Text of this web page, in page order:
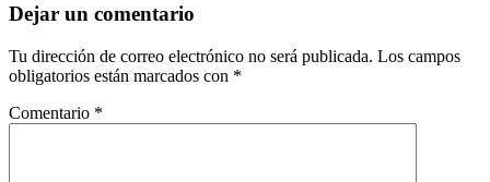
Dejar un comentario
Tu dirección de correo electrónico no será publicada. Los campos
obligatorios están marcados con *
Comentario *